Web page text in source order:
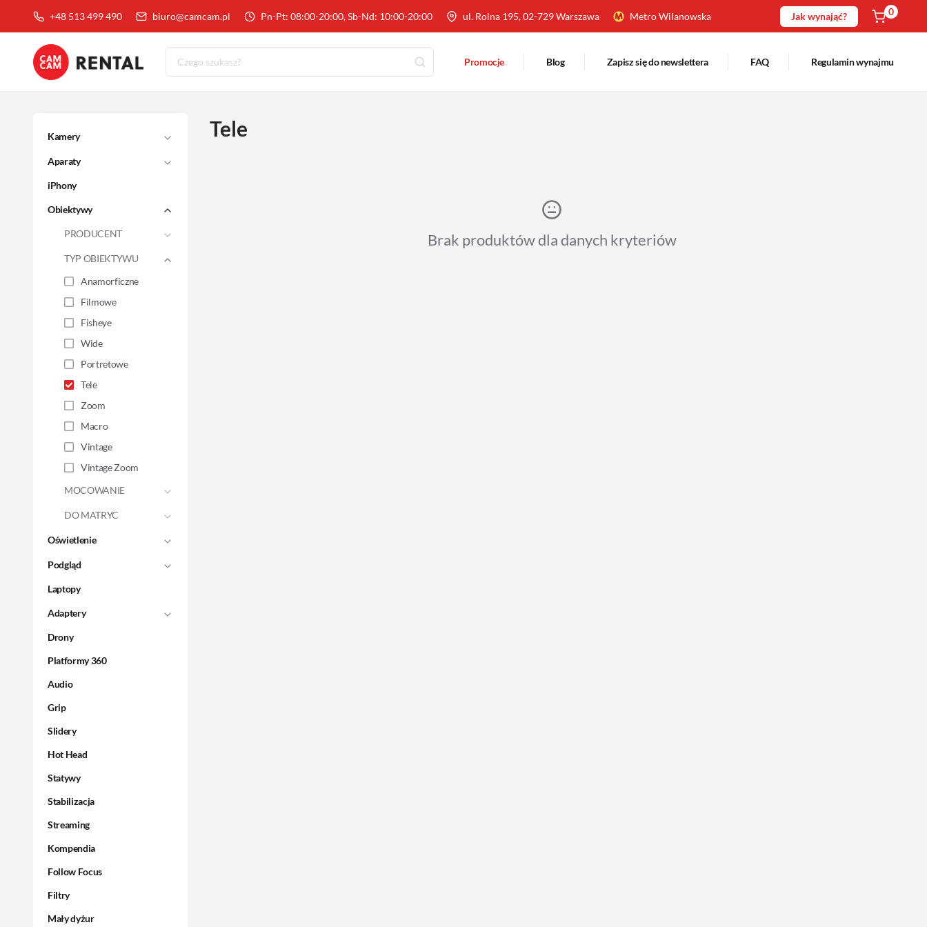
+48 513 499 490 biuro@camcam.pl Pn-Pt: 08:00-20:00, Sb-Nd: 10:00-20:00 ul. Rolna 195, 02-729 Warszawa Metro Wilanowska Jak wynająć? 0
Promocje Blog Zapisz się do newslettera FAQ Regulamin wynajmu
Kamery
Aparaty
iPhony
Obiektywy
PRODUCENT
TYP OBIEKTYWU
Anamorficzne
Filmowe
Fisheye
Wide
Portretowe
Tele
Zoom
Macro
Vintage
Vintage Zoom
MOCOWANIE
DO MATRYC
Oświetlenie
Podgląd
Laptopy
Adaptery
Drony
Platformy 360
Audio
Grip
Slidery
Hot Head
Statywy
Stabilizacja
Streaming
Kompendia
Follow Focus
Filtry
Mały dyżur
Tele
Brak produktów dla danych kryteriów